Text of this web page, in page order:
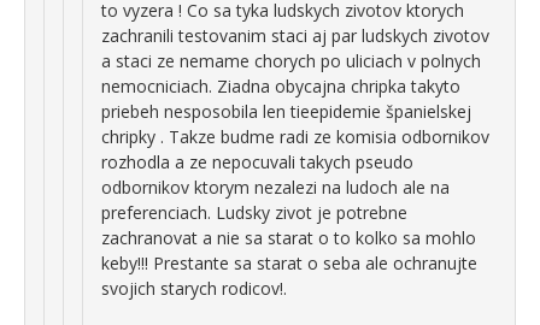
to vyzera ! Co sa tyka ludskych zivotov ktorych
zachranili testovanim staci aj par ludskych zivotov
a staci ze nemame chorych po uliciach v polnych
nemocniciach. Ziadna obycajna chripka takyto
priebeh nesposobila len tieepidemie španielskej
chripky . Takze budme radi ze komisia odbornikov
rozhodla a ze nepocuvali takych pseudo
odbornikov ktorym nezalezi na ludoch ale na
preferenciach. Ludsky zivot je potrebne
zachranovat a nie sa starat o to kolko sa mohlo
keby!!! Prestante sa starat o seba ale ochranujte
svojich starych rodicov!.